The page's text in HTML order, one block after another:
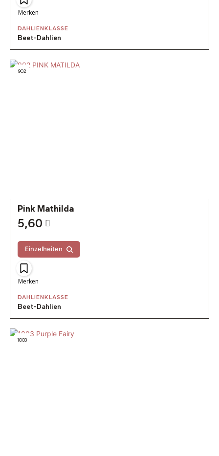
Merken
DAHLIENKLASSE
Beet-Dahlien
902
Pink Mathilda
5,60
Einzelheiten
Merken
DAHLIENKLASSE
Beet-Dahlien
1003